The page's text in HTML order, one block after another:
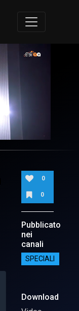
0
0
Pubblicato
nei
canali
SPECIALI
Download